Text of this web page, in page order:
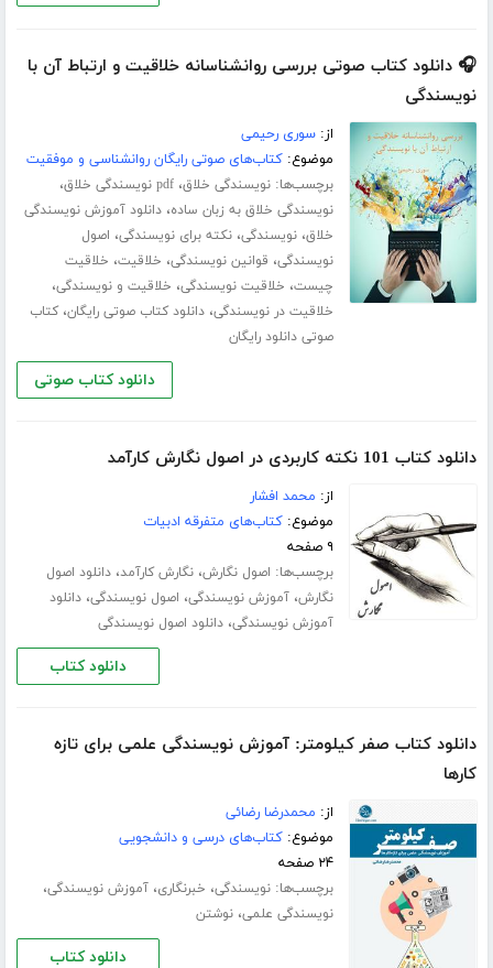
🎧 دانلود کتاب صوتی بررسی روانشناسانه خلاقیت و ارتباط آن با
نویسندگی
از:سوری رحیمی
موضوع:کتاب‌های صوتی رایگان روانشناسی و موفقیت
برچسب‌ها:نویسندگی خلاق،pdf نویسندگی خلاق ،
نویسندگی خلاق به زبان ساده،دانلود آموزش نویسندگی
خلاق،نویسندگی،نکته برای نویسندگی، اصول
نویسندگی، قوانین نویسندگی، خلاقیت، خلاقیت
چیست، خلاقیت نویسندگی، خلاقیت و نویسندگی،
خلاقیت در نویسندگی،دانلود کتاب صوتی رایگان،کتاب
صوتی دانلود رایگان
دانلود کتاب صوتی
دانلود کتاب 101 نکته کاربردی در اصول نگارش کارآمد
از: محمد افشار
موضوع:کتاب‌های متفرقه ادبیات
۹ صفحه
برچسب‌ها: اصول نگارش،نگارش کارآمد،دانلود اصول
نگارش،آموزش نویسندگی، اصول نویسندگی،دانلود
آموزش نویسندگی،دانلود اصول نویسندگی
دانلود کتاب
دانلود کتاب صفر کیلومتر: آموزش نویسندگی علمی برای تازه
کارها
از: محمدرضا رضائی
موضوع:کتاب‌های درسی و دانشجویی
۲۴ صفحه
برچسب‌ها:نویسندگی، خبرنگاری،آموزش نویسندگی،
نویسندگی علمی،نوشتن
دانلود کتاب